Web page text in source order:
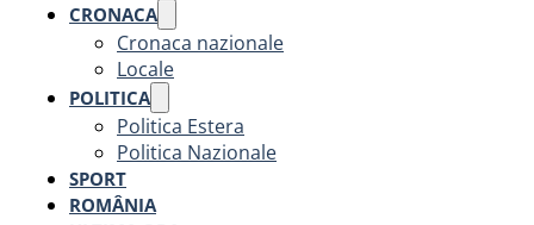
CRONACA
Cronaca nazionale
Locale
POLITICA
Politica Estera
Politica Nazionale
SPORT
ROMÂNIA